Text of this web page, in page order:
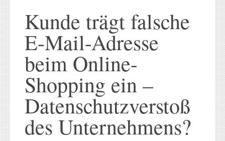
Kunde trägt falsche
E-Mail-Adresse
beim Online-
Shopping ein –
Datenschutzverstoß
des Unternehmens?